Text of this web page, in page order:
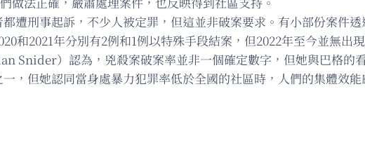
遭刑事起訴，不少人被定罪，但這並非破案要求。有小部份案件透
和2021年分別有2例和1例以特殊手段結案，但2022年至今並無出
Snider）認為，兇殺案破案率並非一個確定數字，但她與巴格的
，但她認同當身處暴力犯罪率低於全國的社區時，人們的集體效